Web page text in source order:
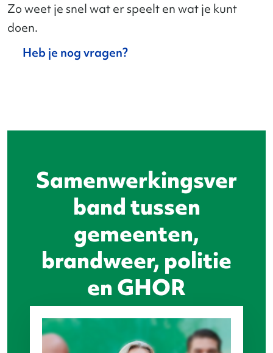
Zo weet je snel wat er speelt en wat je kunt
doen.
Heb je nog vragen?
Samenwerkingsver
band tussen
gemeenten,
brandweer, politie
en GHOR